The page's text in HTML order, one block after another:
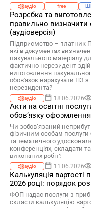
аудіо free
Розробка та
правильно визначити
(аудіоверсія)
Підприємство – платник
які в документах
пакувального матеріалу
фактично нерезидент
виготовлення
обов'язок нарахувати ПЗ
нерезидента?
аудіо 18.06.2026
Акти на освітні
обов’язку
Чи зобов’язаний
фізичним особам послуги
та тематичного
конференціях, складати
виконаних робіт?
аудіо 11.06.2026
Калькуляція
2026 році: порядок
ФОП надає послуги з
скласти калькуляцію